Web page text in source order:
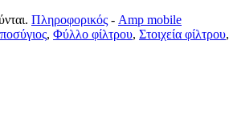
Πληροφορικός - Amp mobile
, Φύλλο φίλτρου, Στοιχεία φίλτρου,